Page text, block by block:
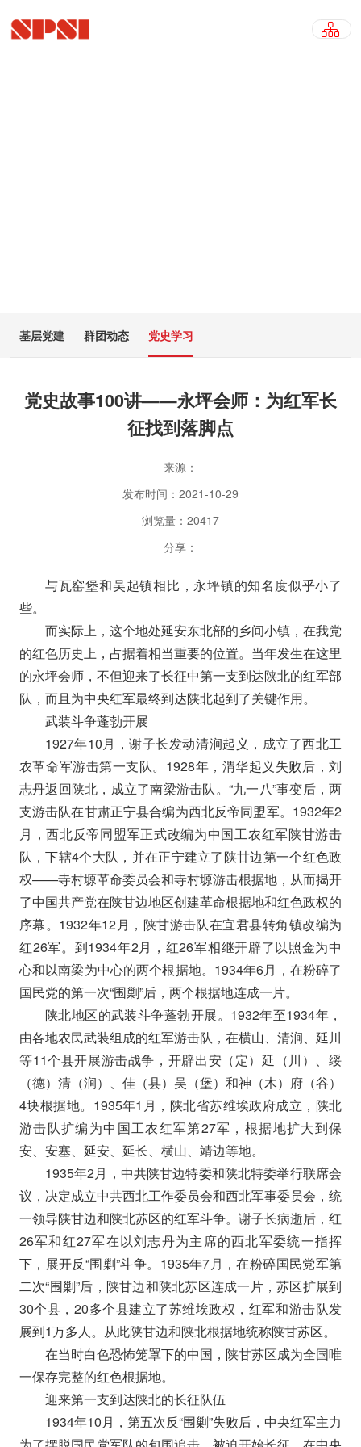
基层党建 群团动态 党史学习
党史故事100讲——永坪会师：为红军长
征找到落脚点
来源：
发布时间：2021-10-29
浏览量：20417
分享：
与瓦窑堡和吴起镇相比，永坪镇的知名度似乎小了
些。
而实际上，这个地处延安东北部的乡间小镇，在我党
的红色历史上，占据着相当重要的位置。当年发生在这里
的永坪会师，不但迎来了长征中第一支到达陕北的红军部
队，而且为中央红军最终到达陕北起到了关键作用。
武装斗争蓬勃开展
1927年10月，谢子长发动清涧起义，成立了西北工
农革命军游击第一支队。1928年，渭华起义失败后，刘
志丹返回陕北，成立了南梁游击队。“九一八”事变后，两
支游击队在甘肃正宁县合编为西北反帝同盟军。1932年2
月，西北反帝同盟军正式改编为中国工农红军陕甘游击
队，下辖4个大队，并在正宁建立了陕甘边第一个红色政
权——寺村塬革命委员会和寺村塬游击根据地，从而揭开
了中国共产党在陕甘边地区创建革命根据地和红色政权的
序幕。1932年12月，陕甘游击队在宜君县转角镇改编为
红26军。到1934年2月，红26军相继开辟了以照金为中
心和以南梁为中心的两个根据地。1934年6月，在粉碎了
国民党的第一次“围剿”后，两个根据地连成一片。
陕北地区的武装斗争蓬勃开展。1932年至1934年，
由各地农民武装组成的红军游击队，在横山、清涧、延川
等11个县开展游击战争，开辟出安（定）延（川）、绥
（德）清（涧）、佳（县）吴（堡）和神（木）府（谷）
4块根据地。1935年1月，陕北省苏维埃政府成立，陕北
游击队扩编为中国工农红军第27军，根据地扩大到保
安、安塞、延安、延长、横山、靖边等地。
1935年2月，中共陕甘边特委和陕北特委举行联席会
议，决定成立中共西北工作委员会和西北军事委员会，统
一领导陕甘边和陕北苏区的红军斗争。谢子长病逝后，红
26军和红27军在以刘志丹为主席的西北军委统一指挥
下，展开反“围剿”斗争。1935年7月，在粉碎国民党军第
二次“围剿”后，陕甘边和陕北苏区连成一片，苏区扩展到
30个县，20多个县建立了苏维埃政权，红军和游击队发
展到1万多人。从此陕甘边和陕北根据地统称陕甘苏区。
在当时白色恐怖笼罩下的中国，陕甘苏区成为全国唯
一保存完整的红色根据地。
迎来第一支到达陕北的长征队伍
1934年10月，第五次反“围剿”失败后，中央红军主力